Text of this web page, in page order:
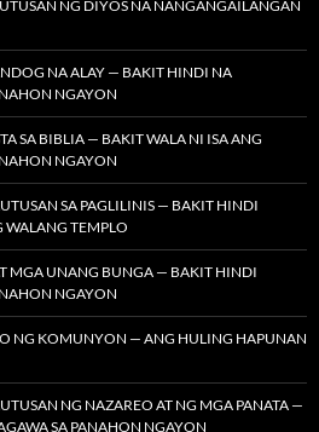
NG DIYOS NA NANGANGAILANGAN
NA ALAY — BAKIT HINDI NA
NGAYON
SA BIBLIA — BAKIT WALA NI ISA ANG
NGAYON
SA PAGLILINIS — BAKIT HINDI
WALANG TEMPLO
MGA UNANG BUNGA — BAKIT HINDI
NGAYON
NG KOMUNYON — ANG HULING HAPUNAN
NG NAZAREO AT NG MGA PANATA —
SA PANAHON NGAYON